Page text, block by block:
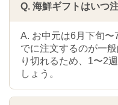
Q. 海鮮ギフトはいつ
A. お中元は6月下旬〜
でに注文するのが一
り切れるため、1〜2
しょう。